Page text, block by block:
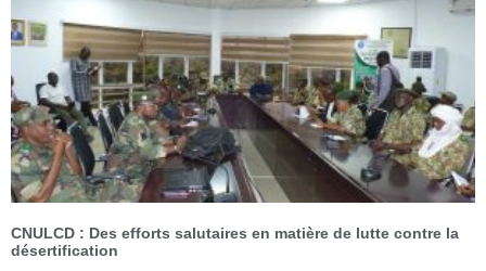
CNULCD : Des efforts salutaires en matière de lutte contre la
désertification